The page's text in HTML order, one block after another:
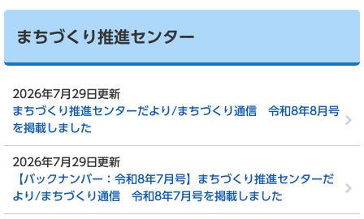
まちづくり推進センター
2026年7月29日更新
まちづくり推進センターだより/まちづくり通信 令和8年8月号
を掲載しました
2026年7月29日更新
【バックナンバー：令和8年7月号】まちづくり推進センターだ
より/まちづくり通信 令和8年7月号を掲載しました